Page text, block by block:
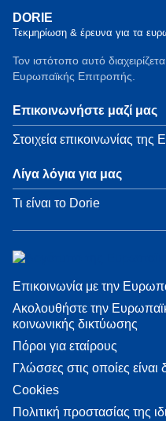
DORIE
Τεκμηρίωση & έρευνα για τα
Τον ιστότοπο αυτό
Ευρωπαϊκής Επιτροπής.
Επικοινωνήστε μαζί μας
Στοιχεία επικοινωνίας της
Λίγα λόγια για μας
Τι είναι το Dorie
Επικοινωνία με την
Ακολουθήστε την
κοινωνικής δικτύωσης
Πόροι για εταίρους
Γλώσσες στις οποίες είναι
Cookies
Πολιτική προστασίας της